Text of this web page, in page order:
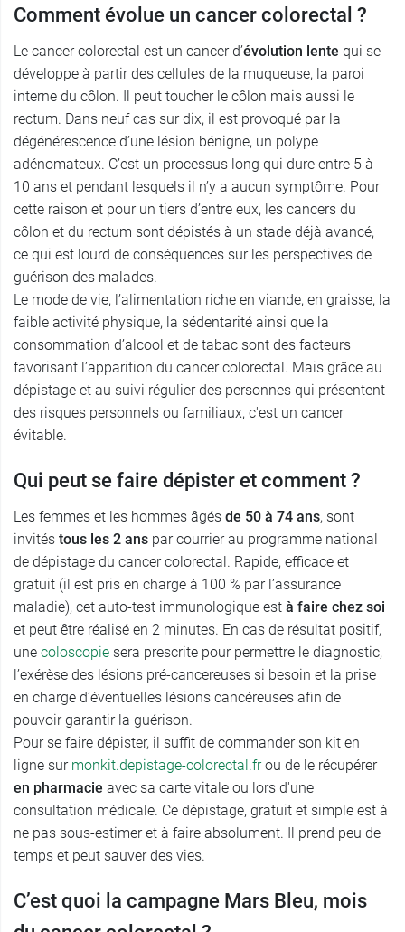
Comment évolue un cancer colorectal ?
Le cancer colorectal est un cancer d’évolution lente qui se
développe à partir des cellules de la muqueuse, la paroi
interne du côlon. Il peut toucher le côlon mais aussi le
rectum. Dans neuf cas sur dix, il est provoqué par la
dégénérescence d’une lésion bénigne, un polype
adénomateux. C’est un processus long qui dure entre 5 à
10 ans et pendant lesquels il n’y a aucun symptôme. Pour
cette raison et pour un tiers d’entre eux, les cancers du
côlon et du rectum sont dépistés à un stade déjà avancé,
ce qui est lourd de conséquences sur les perspectives de
guérison des malades.
Le mode de vie, l’alimentation riche en viande, en graisse, la
faible activité physique, la sédentarité ainsi que la
consommation d’alcool et de tabac sont des facteurs
favorisant l’apparition du cancer colorectal. Mais grâce au
dépistage et au suivi régulier des personnes qui présentent
des risques personnels ou familiaux, c'est un cancer
évitable.
Qui peut se faire dépister et comment ?
Les femmes et les hommes âgés de 50 à 74 ans, sont
invités tous les 2 ans par courrier au programme national
de dépistage du cancer colorectal. Rapide, efficace et
gratuit (il est pris en charge à 100 % par l’assurance
maladie), cet auto-test immunologique est à faire chez soi
et peut être réalisé en 2 minutes. En cas de résultat positif,
une coloscopie sera prescrite pour permettre le diagnostic,
l’exérèse des lésions pré-cancereuses si besoin et la prise
en charge d’éventuelles lésions cancéreuses afin de
pouvoir garantir la guérison.
Pour se faire dépister, il suffit de commander son kit en
ligne sur monkit.depistage-colorectal.frou de le récupérer
en pharmacie avec sa carte vitale ou lors d'une
consultation médicale. Ce dépistage, gratuit et simple est à
ne pas sous-estimer et à faire absolument. Il prend peu de
temps et peut sauver des vies.
C’est quoi la campagne Mars Bleu, mois